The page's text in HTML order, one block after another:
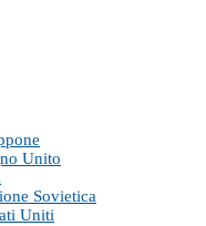
Unito
Sovietica
Uniti